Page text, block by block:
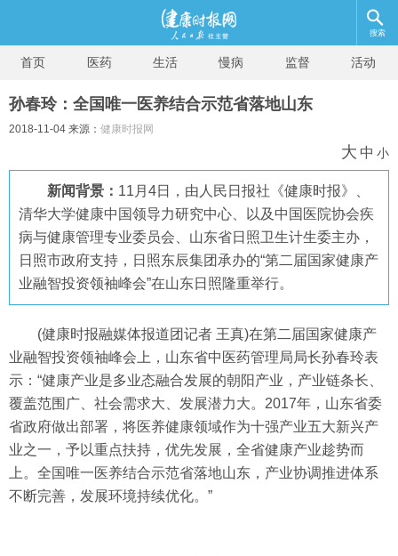
搜索
首页 医药 生活 慢病 监督 活动
孙春玲：全国唯一医养结合示范省落地山东
2018-11-04 来源： 健康时报网
大 中 小
新闻背景： 11月4日，由人民日报社《健康时报》、
清华大学健康中国领导力研究中心、以及中国医院协会疾
病与健康管理专业委员会、山东省日照卫生计生委主办，
日照市政府支持，日照东辰集团承办的“第二届国家健康产
业融智投资领袖峰会”在山东日照隆重举行。
(健康时报融媒体报道团记者 王真)在第二届国家健康产
业融智投资领袖峰会上，山东省中医药管理局局长孙春玲表
示：“健康产业是多业态融合发展的朝阳产业，产业链条长、
覆盖范围广、社会需求大、发展潜力大。2017年，山东省委
省政府做出部署，将医养健康领域作为十强产业五大新兴产
业之一，予以重点扶持，优先发展，全省健康产业趁势而
上。全国唯一医养结合示范省落地山东，产业协调推进体系
不断完善，发展环境持续优化。”